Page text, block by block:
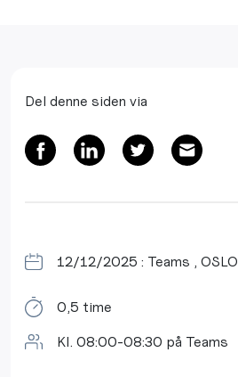
Del denne siden via
12/12/2025 : Teams , OSLO
0,5 time
Kl. 08:00-08:30 på Teams